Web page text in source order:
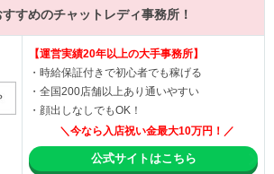
すめのチャットレディ事務所！
【運営実績20年以上の大手事務所】
・時給保証付きで初心者でも稼げる
・全国200店舗以上あり通いやすい
・顔出しなしでもOK！
＼今なら入店祝い金最大10万円！／
公式サイトはこちら